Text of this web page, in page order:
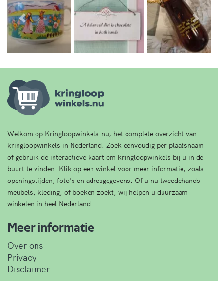
Vorige
Welkom op Kringloopwinkels.nu, het complete overzicht van
kringloopwinkels in Nederland. Zoek eenvoudig per plaatsnaam
of gebruik de interactieve kaart om kringloopwinkels bij u in de
buurt te vinden. Klik op een winkel voor meer informatie, zoals
openingstijden, foto's en adresgegevens. Of u nu tweedehands
meubels, kleding, of boeken zoekt, wij helpen u duurzaam
winkelen in heel Nederland.
Meer informatie
Over ons
Privacy
Disclaimer